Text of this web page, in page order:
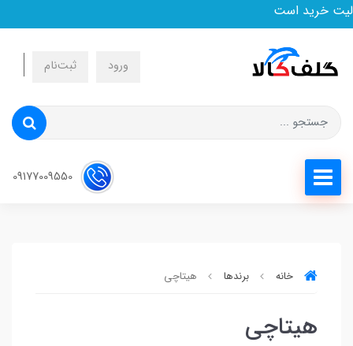
خرید است
ورود ثبت‌نام
خانه برندها هیتاچی
هیتاچی